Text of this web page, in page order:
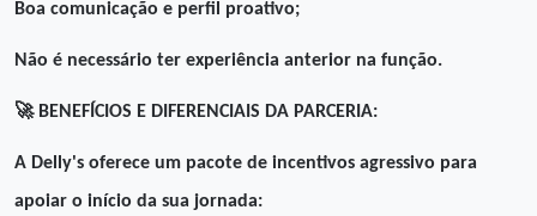
Boa comunicação e perfil proativo;
Não é necessário ter experiência anterior na função.
🚀BENEFÍCIOS E DIFERENCIAIS DA PARCERIA:
A Delly's oferece um pacote de incentivos agressivo para
apoiar o início da sua jornada: